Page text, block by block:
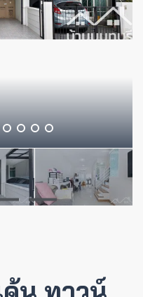
ด้น ทาวน์